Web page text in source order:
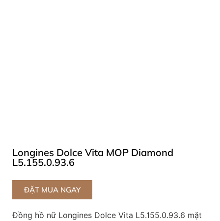
Longines Dolce Vita MOP Diamond
L5.155.0.93.6
ĐẶT MUA NGAY
Đồng hồ nữ Longines Dolce Vita L5.155.0.93.6 mặt